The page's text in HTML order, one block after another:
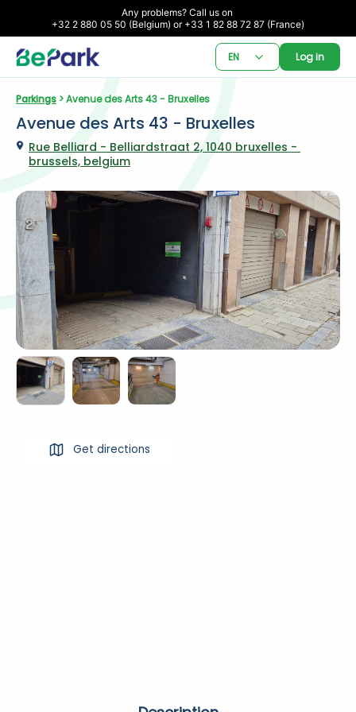
Any problems? Call us on
+32 2 880 05 50 (Belgium) or +33 1 82 88 72 87 (France)
EN Log in
Parkings > Avenue des Arts 43 - Bruxelles
Avenue des Arts 43 - Bruxelles
Rue Belliard - Belliardstraat 2, 1040 bruxelles -
brussels, belgium
Get directions